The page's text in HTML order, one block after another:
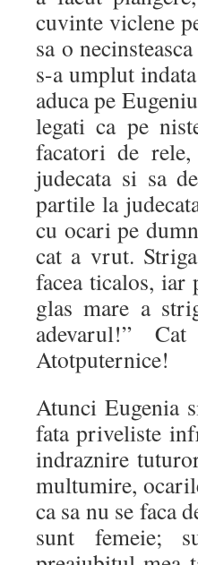
cuvinte viclene
sa o
s-a umplut
aduca pe
legati ca pe
facatori de
judecata si sa
partile la
cu ocari pe
cat a vrut.
facea ticalos, iar
glas mare a
adevarul!”
Atotputernice!
Atunci Eugenia
fata priveliste
indraznire
multumire,
ca sa nu se faca
sunt femeie;